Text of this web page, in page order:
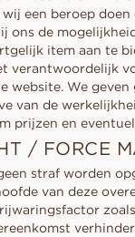
een beroep doen
ons de
item aan te
verantwoordelijk
website. We
van de
prijzen en
/ FORCE
straf worden
van deze